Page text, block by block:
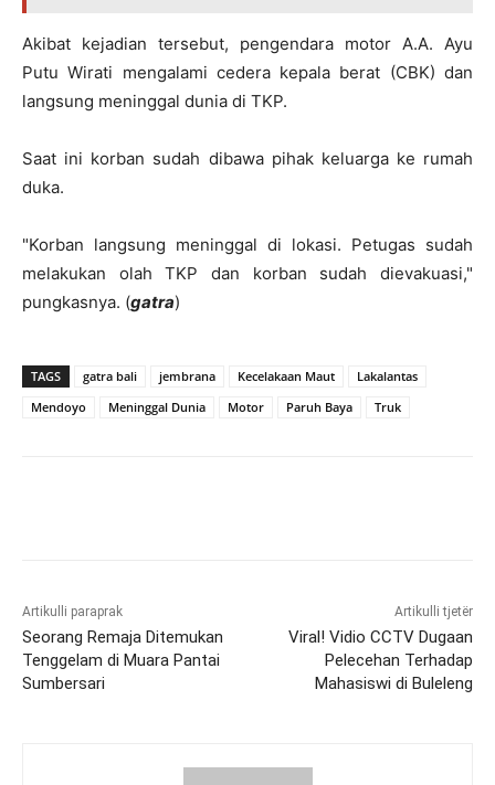
Akibat kejadian tersebut, pengendara motor A.A. Ayu
Putu Wirati mengalami cedera kepala berat (CBK) dan
langsung meninggal dunia di TKP.
Saat ini korban sudah dibawa pihak keluarga ke rumah
duka.
"Korban langsung meninggal di lokasi. Petugas sudah
melakukan olah TKP dan korban sudah dievakuasi,"
pungkasnya. (gatra)
TAGS gatra bali jembrana Kecelakaan Maut
Lakalantas
Mendoyo
Meninggal Dunia Motor Paruh Baya Truk
Artikulli paraprak
Seorang Remaja Ditemukan
Tenggelam di Muara Pantai
Sumbersari
Artikulli tjetër
Viral! Vidio CCTV Dugaan
Pelecehan Terhadap
Mahasiswi di Buleleng